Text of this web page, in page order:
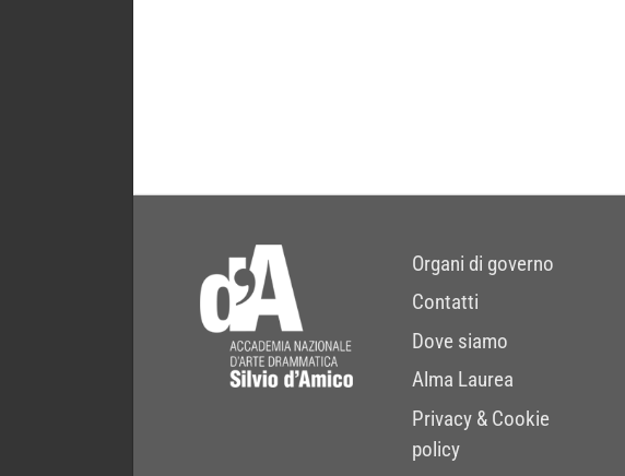
Organi di governo
Contatti
Dove siamo
Alma Laurea
Privacy & Cookie
policy